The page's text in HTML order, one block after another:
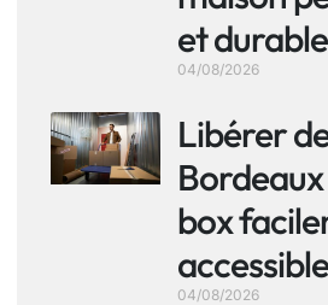
et durable
04/08/2026
Libérer
box
accessible
04/08/2026